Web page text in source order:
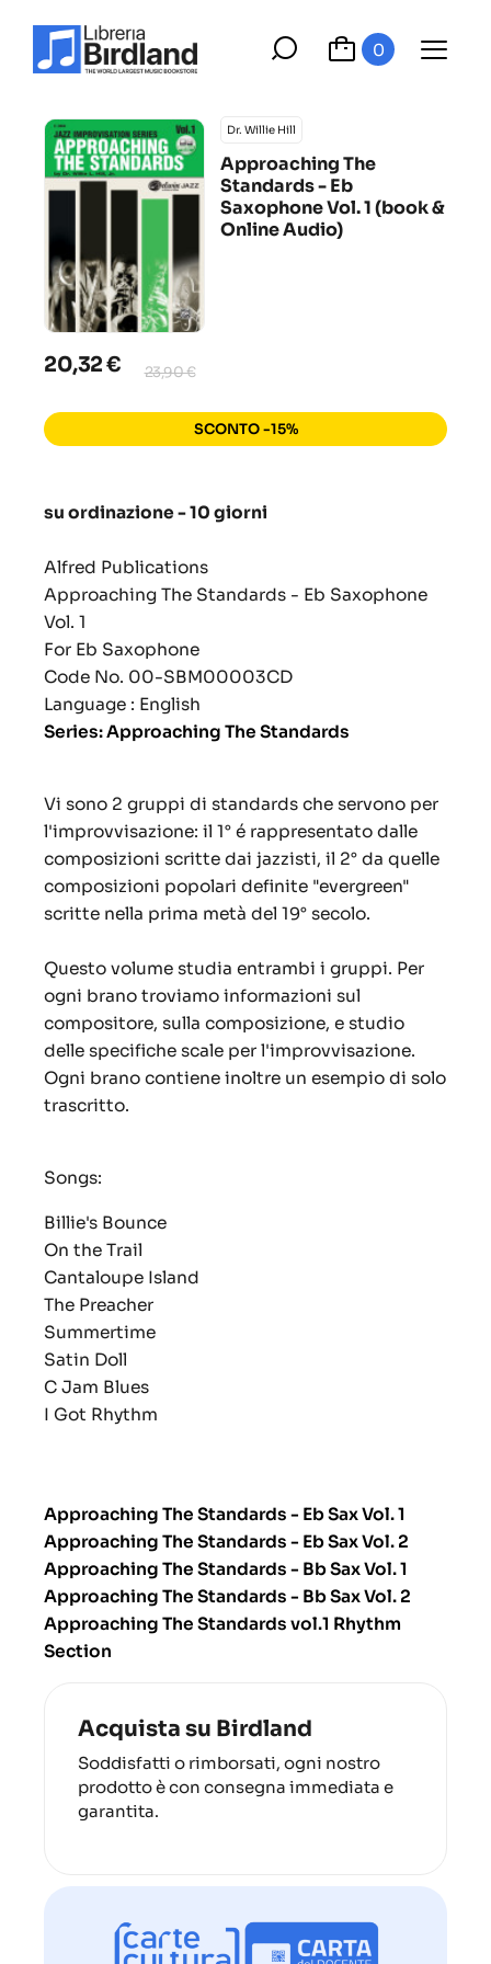
0
Dr. Willie Hill
Approaching The
Standards - Eb
Saxophone Vol. 1 (book &
Online Audio)
20,32 € 23,90 €
SCONTO -15%
su ordinazione - 10 giorni
Alfred Publications
Approaching The Standards - Eb Saxophone
Vol. 1
For Eb Saxophone
Code No. 00-SBM00003CD
Language : English
Series: Approaching The Standards
Vi sono 2 gruppi di standards che servono per
l'improvvisazione: il 1° é rappresentato dalle
composizioni scritte dai jazzisti, il 2° da quelle
composizioni popolari definite "evergreen"
scritte nella prima metà del 19° secolo.
Questo volume studia entrambi i gruppi. Per
ogni brano troviamo informazioni sul
compositore, sulla composizione, e studio
delle specifiche scale per l'improvvisazione.
Ogni brano contiene inoltre un esempio di solo
trascritto.
Songs:
Billie's Bounce
On the Trail
Cantaloupe Island
The Preacher
Summertime
Satin Doll
C Jam Blues
I Got Rhythm
Approaching The Standards - Eb Sax Vol. 1
Approaching The Standards - Eb Sax Vol. 2
Approaching The Standards - Bb Sax Vol. 1
Approaching The Standards - Bb Sax Vol. 2
Approaching The Standards vol.1 Rhythm
Section
Acquista su Birdland
Soddisfatti o rimborsati, ogni nostro
prodotto è con consegna immediata e
garantita.